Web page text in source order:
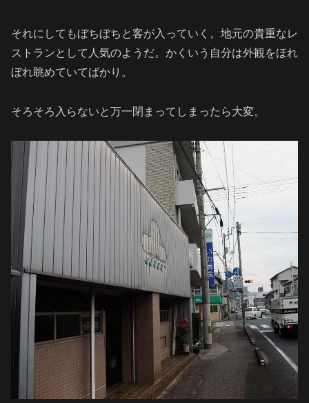
それにしてもぼちぼちと客が入っていく。地元の貴重なレ
ストランとして人気のようだ。かくいう自分は外観をほれ
ぼれ眺めていてばかり。
そろそろ入らないと万一閉まってしまったら大変。